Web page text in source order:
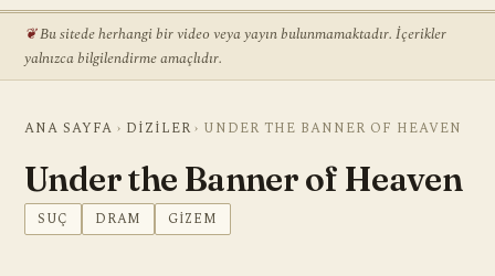
Bu sitede herhangi bir video veya yayın bulunmamaktadır. İçerikler
yalnızca bilgilendirme amaçlıdır.
ANA SAYFA › DIZILER › UNDER THE BANNER OF HEAVEN
Under the Banner of Heaven
SUÇ DRAM GIZEM